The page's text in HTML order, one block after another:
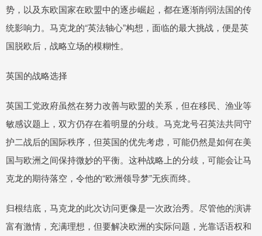
势，以及东欧国家在欧盟中的逐步崛起，都在逐渐削弱法国的传
统影响力。马克龙的“英法轴心”构想，面临的最大挑战，便是英
国脱欧后，战略立场的模糊性。
英国的战略选择
英国工党政府虽然在努力改善与欧盟的关系，但在移民、渔业等
敏感议题上，双方仍存在着明显的分歧。马克龙号召英法共同守
护二战后的国际秩序，但英国的优先考虑，可能仍然是如何在美
国与欧洲之间保持微妙的平衡。这种战略上的分歧，可能会让马
克龙的期待落空，令他的“欧洲领导梦”无疾而终。
归根结底，马克龙的此次访问更像是一次政治秀。尽管他的演讲
富有激情，充满理想，但要解决欧洲的实际问题，光靠话语权和